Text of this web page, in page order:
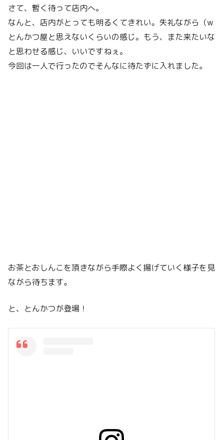
さて、暫く待って店内へ。
なんと、店内がとっても明るくてきれい。失礼ながら（w
とんかつ屋と思えないくらいの感じ。もう、また来たいな
と思わせる感じ、いいですねぇ。
今回は一人で行ったのでそんなに待たずに入れました。
お茶とおしんこを頂きながら手際よく揚げていく様子を見
ながら待ちます。
と、とんかつが登場！